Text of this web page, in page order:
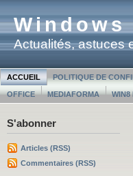
Windows
Actualités, astuces
ACCUEIL POLITIQUE DE
OFFICE MEDIAFORMA WIN8
S'abonner
Articles (RSS)
Commentaires (RSS)